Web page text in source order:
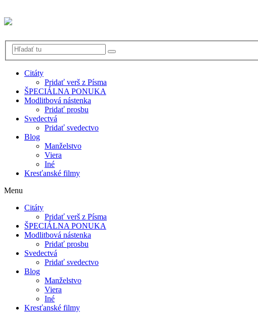
Citáty
Pridať verš z Písma
ŠPECIÁLNA PONUKA
Modlitbová nástenka
Pridať prosbu
Svedectvá
Pridať svedectvo
Blog
Manželstvo
Viera
Iné
Kresťanské filmy
Menu
Citáty
Pridať verš z Písma
ŠPECIÁLNA PONUKA
Modlitbová nástenka
Pridať prosbu
Svedectvá
Pridať svedectvo
Blog
Manželstvo
Viera
Iné
Kresťanské filmy